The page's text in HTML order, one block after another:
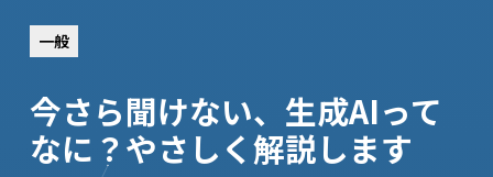
一般
今さら聞けない、生成AIって
なに？やさしく解説します